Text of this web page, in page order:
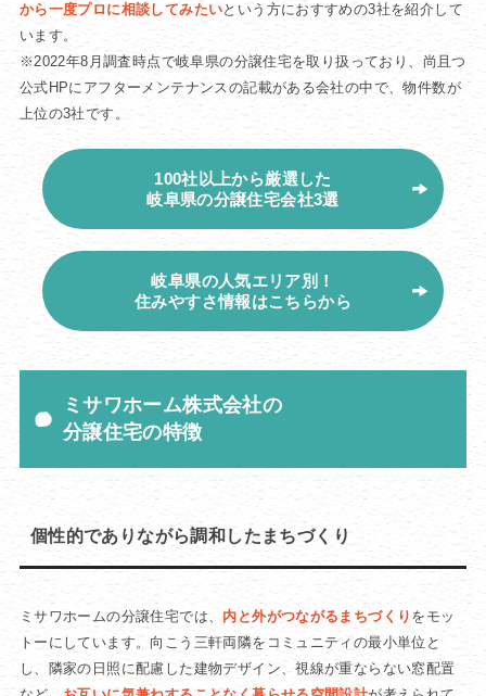
から一度プロに相談してみたいという方におすすめの3社を紹介して
います。
※2022年8月調査時点で岐阜県の分譲住宅を取り扱っており、尚且つ
公式HPにアフターメンテナンスの記載がある会社の中で、物件数が
上位の3社です。
100社以上から厳選した
岐阜県の分譲住宅会社3選
岐阜県の人気エリア別！
住みやすさ情報はこちらから
ミサワホーム株式会社の
分譲住宅の特徴
個性的でありながら調和したまちづくり
ミサワホームの分譲住宅では、 内と外がつながるまちづくり をモッ
トーにしています。向こう三軒両隣をコミュニティの最小単位と
し、隣家の日照に配慮した建物デザイン、視線が重ならない窓配置